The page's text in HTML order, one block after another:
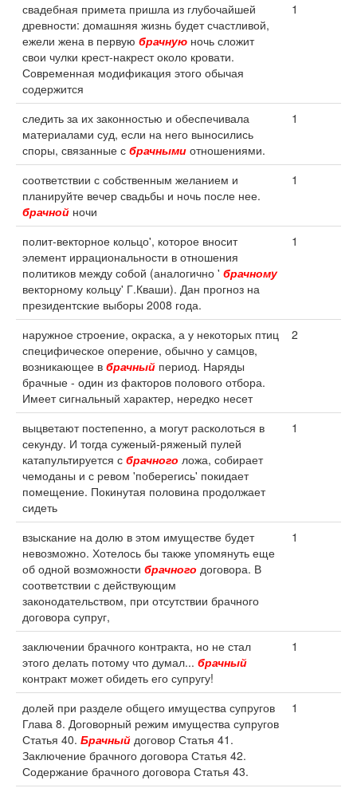
свадебная примета пришла из глубочайшей
древности: домашняя жизнь будет счастливой,
ежели жена в первую брачную ночь сложит
свои чулки крест-накрест около кровати.
Современная модификация этого обычая
содержится
1
следить за их законностью и обеспечивала
материалами суд, если на него выносились
споры, связанные с брачными отношениями.
1
соответствии с собственным желанием и
планируйте вечер свадьбы и ночь после нее.
брачной ночи
1
полит-векторное кольцо', которое вносит
элемент иррациональности в отношения
политиков между собой (аналогично ' брачному
векторному кольцу' Г.Кваши). Дан прогноз на
президентские выборы 2008 года.
1
наружное строение, окраска, а у некоторых птиц
специфическое оперение, обычно у самцов,
возникающее в брачный период. Наряды
брачные - один из факторов полового отбора.
Имеет сигнальный характер, нередко несет
2
выцветают постепенно, а могут расколоться в
секунду. И тогда суженый-ряженый пулей
катапультируется с брачного ложа, собирает
чемоданы и с ревом 'поберегись' покидает
помещение. Покинутая половина продолжает
сидеть
1
взыскание на долю в этом имуществе будет
невозможно. Хотелось бы также упомянуть еще
об одной возможности брачного договора. В
соответствии с действующим
законодательством, при отсутствии брачного
договора супруг,
1
заключении брачного контракта, но не стал
этого делать потому что думал... брачный
контракт может обидеть его супругу!
1
долей при разделе общего имущества супругов
Глава 8. Договорный режим имущества супругов
Статья 40. Брачный договор Статья 41.
Заключение брачного договора Статья 42.
Содержание брачного договора Статья 43.
1